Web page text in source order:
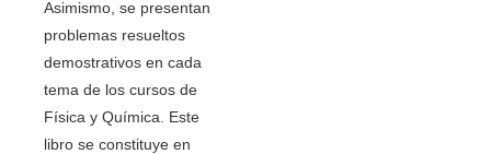
Asimismo, se presentan
problemas resueltos
demostrativos en cada
tema de los cursos de
Física y Química. Este
libro se constituye en